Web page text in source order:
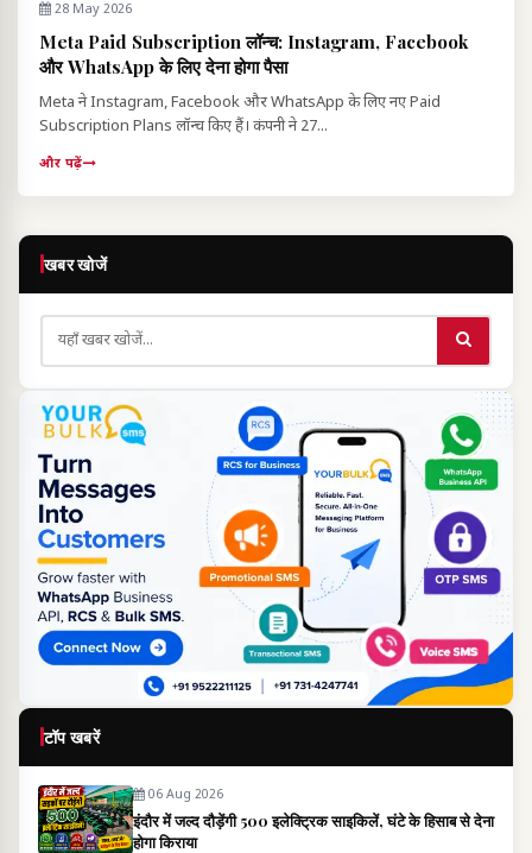
28 May 2026
Meta Paid Subscription लॉन्च: Instagram, Facebook
और WhatsApp के लिए देना होगा पैसा
Meta ने Instagram, Facebook और WhatsApp के लिए नए Paid
Subscription Plans लॉन्च किए हैं। कंपनी ने 27...
और पढ़ें
खबर खोजें
टॉप खबरें
06 Aug 2026
इंदौर में जल्द दौड़ेंगी 500 इलेक्ट्रिक साइकिलें, घंटे के हिसाब से देना
होगा किराया